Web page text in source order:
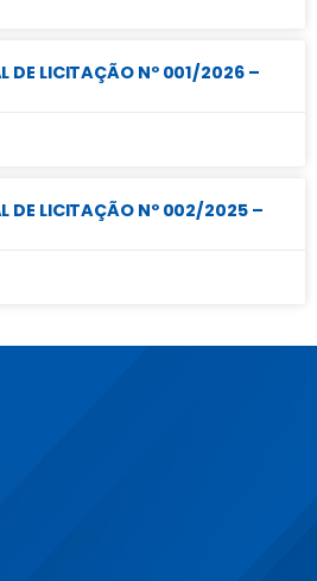
DE LICITAÇÃO Nº 001/2026 –
DE LICITAÇÃO Nº 002/2025 –